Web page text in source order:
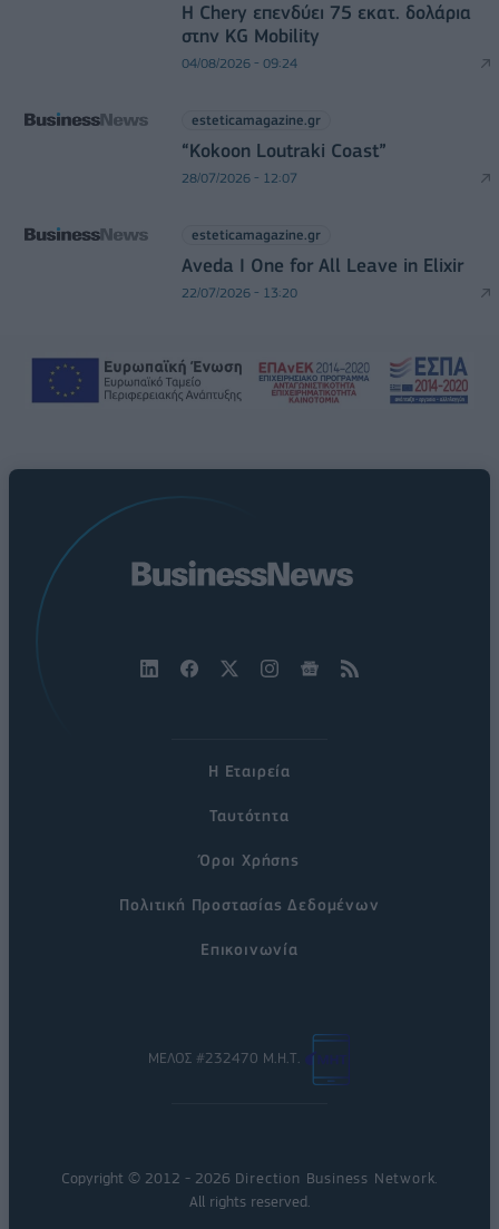
Η Chery επενδύει 75 εκατ. δολάρια
στην KG Mobility
04/08/2026 - 09:24
esteticamagazine.gr
“Kokoon Loutraki Coast”
28/07/2026 - 12:07
esteticamagazine.gr
Aveda I One for All Leave in Elixir
22/07/2026 - 13:20
Η Εταιρεία
Ταυτότητα
Όροι Χρήσης
Πολιτική Προστασίας Δεδομένων
Επικοινωνία
ΜΕΛΟΣ #232470 Μ.Η.Τ.
Copyright © 2012 - 2026 Direction Business Network.
All rights reserved.